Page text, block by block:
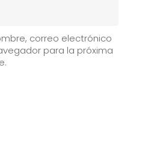
correo electrónico
para la próxima